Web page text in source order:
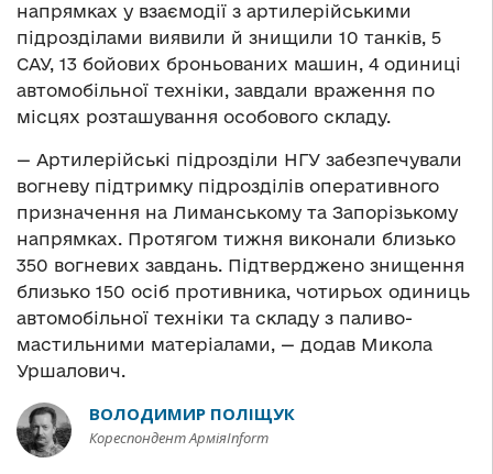
напрямках у взаємодії з артилерійськими
підрозділами виявили й знищили 10 танків, 5
САУ, 13 бойових броньованих машин, 4 одиниці
автомобільної техніки, завдали враження по
місцях розташування особового складу.
— Артилерійські підрозділи НГУ забезпечували
вогневу підтримку підрозділів оперативного
призначення на Лиманському та Запорізькому
напрямках. Протягом тижня виконали близько
350 вогневих завдань. Підтверджено знищення
близько 150 осіб противника, чотирьох одиниць
автомобільної техніки та складу з паливо-
мастильними матеріалами, — додав Микола
Уршалович.
ВОЛОДИМИР ПОЛІЩУК
Кореспондент АрміяInform